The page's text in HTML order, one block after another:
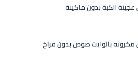
الكبة بدون ماكينة
بالوايت صوص بدون فراخ